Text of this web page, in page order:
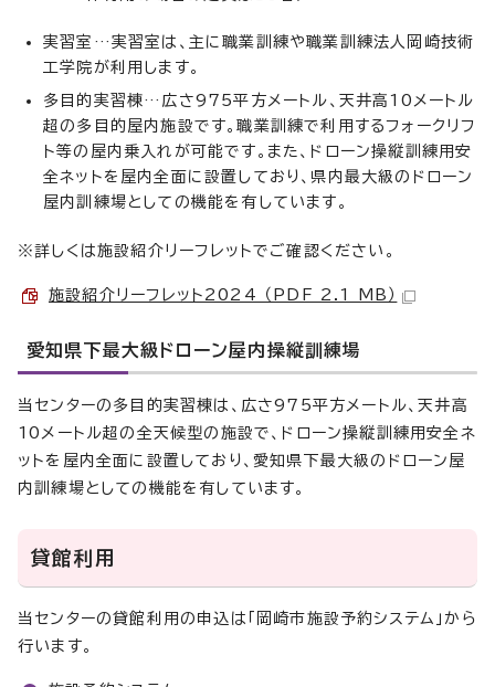
実習室…実習室は、主に職業訓練や職業訓練法人岡崎技術
工学院が利用します。
多目的実習棟…広さ975平方メートル、天井高10メートル
超の多目的屋内施設です。職業訓練で利用するフォークリフ
ト等の屋内乗入れが可能です。また、ドローン操縦訓練用安
全ネットを屋内全面に設置しており、県内最大級のドローン
屋内訓練場としての機能を有しています。
※詳しくは施設紹介リーフレットでご確認ください。
施設紹介リーフレット2024 （PDF 2.1 MB）
愛知県下最大級ドローン屋内操縦訓練場
当センターの多目的実習棟は、広さ975平方メートル、天井高
10メートル超の全天候型の施設で、ドローン操縦訓練用安全ネ
ットを屋内全面に設置しており、愛知県下最大級のドローン屋
内訓練場としての機能を有しています。
貸館利用
当センターの貸館利用の申込は「岡崎市施設予約システム」から
行います。